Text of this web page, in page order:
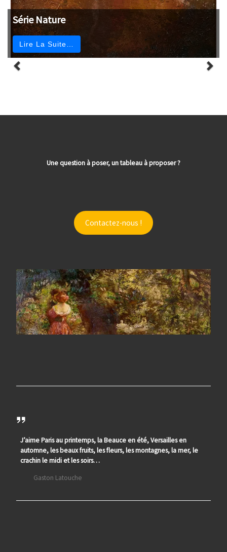
Série Nature
Lire La Suite…
Une question à poser, un tableau à proposer ?
Contactez-nous !
J’aime Paris au printemps, la Beauce en été, Versailles en
automne, les beaux fruits, les fleurs, les montagnes, la mer, le
crachin le midi et les soirs…
Gaston Latouche